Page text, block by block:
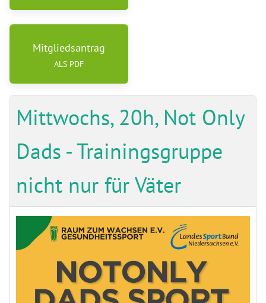
Mitgliedsantrag
ALS PDF
Mittwochs, 20h, Not Only
Dads - Trainingsgruppe
nicht nur für Väter